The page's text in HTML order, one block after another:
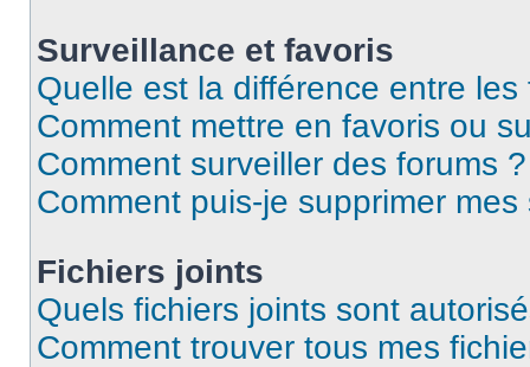
Surveillance et favoris
Quelle est la différence entre
Comment mettre en favoris ou
Comment surveiller des forums ?
Comment puis-je supprimer
Fichiers joints
Quels fichiers joints sont
Comment trouver tous mes